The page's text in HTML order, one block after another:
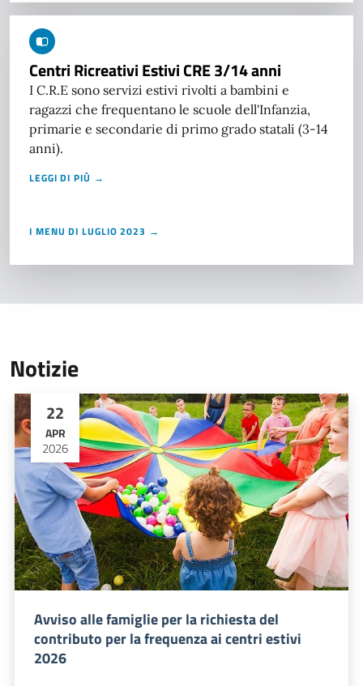
Centri Ricreativi Estivi CRE 3/14 anni
I C.R.E sono servizi estivi rivolti a bambini e
ragazzi che frequentano le scuole dell'Infanzia,
primarie e secondarie di primo grado statali (3-14
anni).
LEGGI DI PIÙ →
I MENU DI LUGLIO 2023 →
Notizie
22
APR
2026
Avviso alle famiglie per la richiesta del
contributo per la frequenza ai centri estivi
2026